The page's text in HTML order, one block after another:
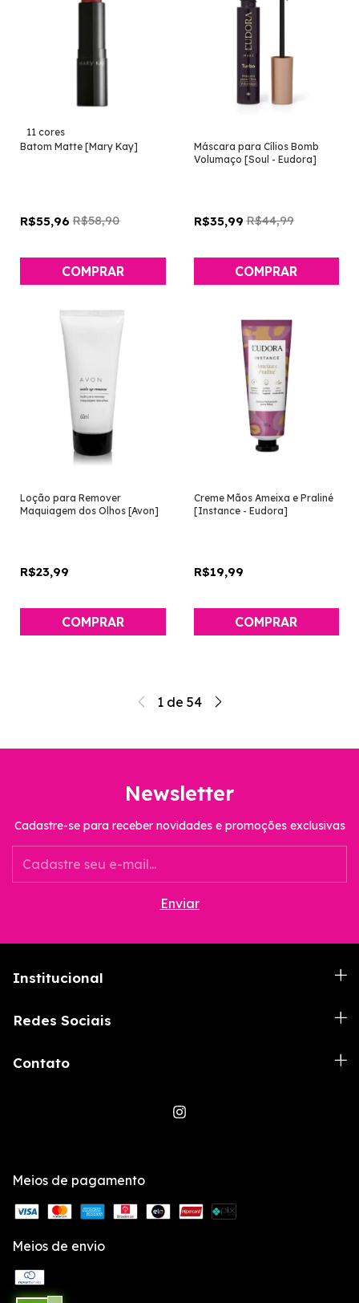
11 cores
Batom Matte [Mary Kay]
R$55,96 R$58,90
COMPRAR
Máscara para Cílios Bomb
Volumaço [Soul - Eudora]
R$35,99 R$44,99
Loção para Remover
Maquiagem dos Olhos [Avon]
R$23,99
Creme Mãos Ameixa e Praliné
[Instance - Eudora]
R$19,99
1 de 54
Newsletter
Cadastre-se para receber novidades e promoções exclusivas
Institucional
Redes Sociais
Contato
Meios de pagamento
Meios de envio